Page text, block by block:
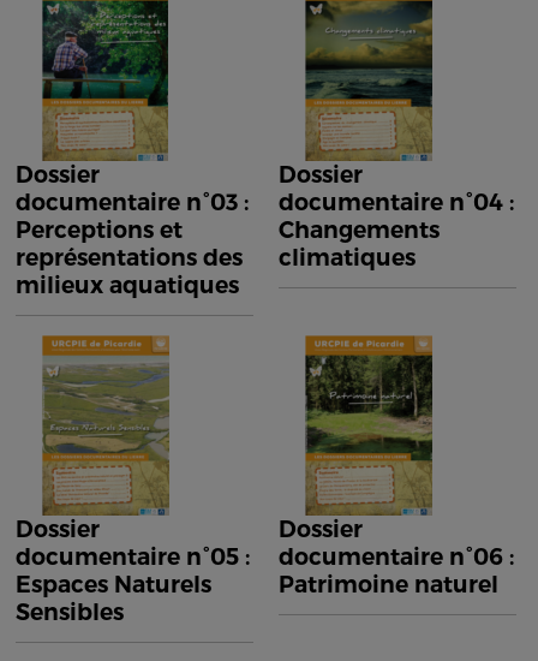
Dossier
documentaire n°03 :
Perceptions et
représentations des
milieux aquatiques
Dossier
documentaire n°04 :
Changements
climatiques
Dossier
documentaire n°05 :
Espaces Naturels
Sensibles
Dossier
documentaire n°06 :
Patrimoine naturel